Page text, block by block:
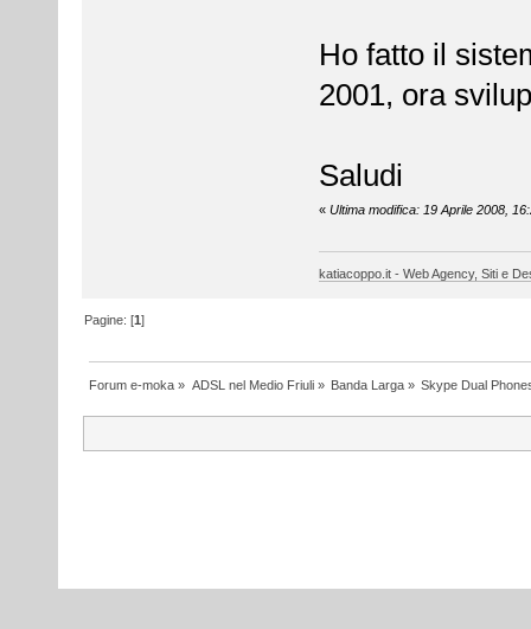
Ho fatto il
2001, ora
Saludi
« Ultima modifica: 19 Aprile 2008,
katiacoppo.it - Web Agency, Siti e
Pagine: [1]
Forum e-moka » ADSL nel Medio Friuli» Banda Larga» Skype Dual